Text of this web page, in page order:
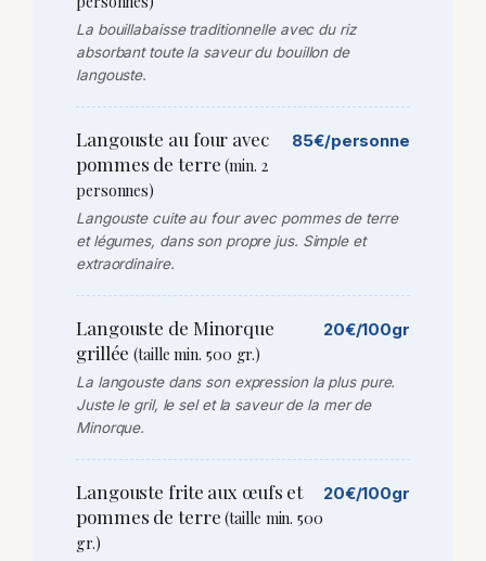
La bouillabaisse traditionnelle avec du riz
absorbant toute la saveur du bouillon de
langouste.
Langouste au four avec
pommes de terre(min. 2
personnes)
85€/personne
Langouste cuite au four avec pommes de terre
et légumes, dans son propre jus. Simple et
extraordinaire.
Langouste de Minorque
grillée(taille min. 500 gr.)
20€/100gr
La langouste dans son expression la plus pure.
Juste le gril, le sel et la saveur de la mer de
Minorque.
Langouste frite aux œufs et
pommes de terre(taille min. 500
gr.)
20€/100gr